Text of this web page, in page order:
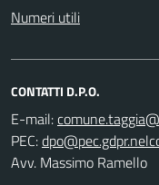
Numeri utili
CONTATTI D.P.O.
E-mail:
PEC:
Avv. Massimo Ramello